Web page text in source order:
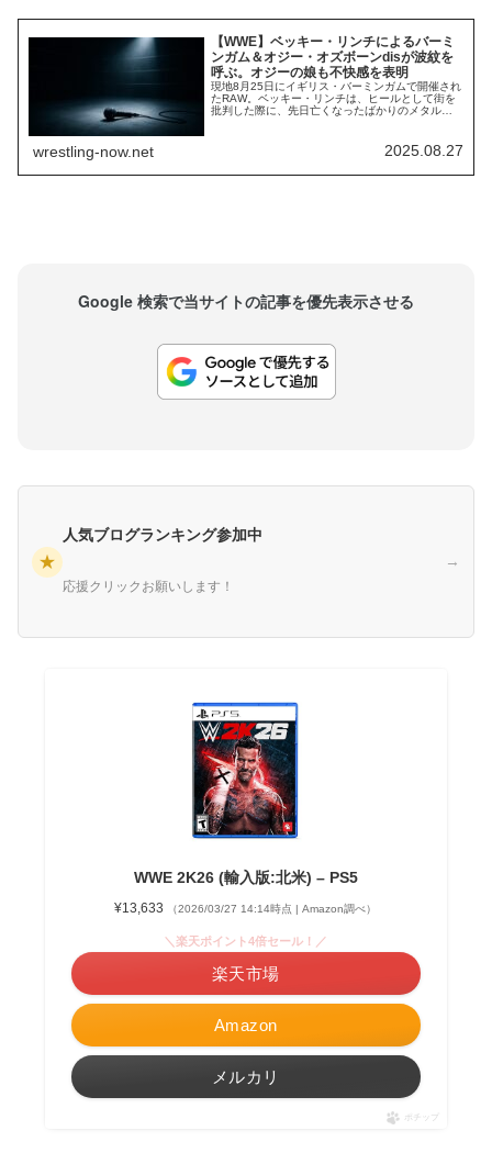
【WWE】ベッキー・リンチによるバーミ
ンガム＆オジー・オズボーンdisが波紋を
呼ぶ。オジーの娘も不快感を表明
現地8月25日にイギリス・バーミンガムで開催され
たRAW。ベッキー・リンチは、ヒールとして街を
批判した際に、先日亡くなったばかりのメタルの
とっても重要な存在。彼は何度もWWEの番組へ出
演し、WWE殿堂入りも果たしています。そんな彼
wrestling-now.net 2025.08.27
Google 検索で当サイトの記事を優先表示させる
★
人気ブログランキング参加中
応援クリックお願いします！
→
WWE 2K26 (輸入版:北米) – PS5
¥13,633 （2026/03/27 14:14時点 | Amazon調べ）
Amazon
＼楽天ポイント4倍セール！／
楽天市場
メルカリ
ポチップ